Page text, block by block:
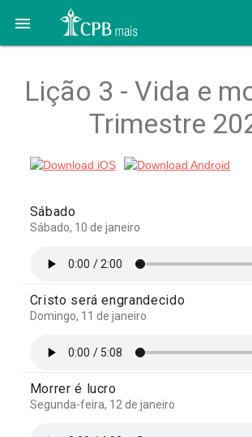

Lição 3 - Vida e
Trimestre
Sábado
Sábado, 10 de janeiro
Cristo será engrandecido
Domingo, 11 de janeiro
Morrer é lucro
Segunda-feira, 12 de janeiro